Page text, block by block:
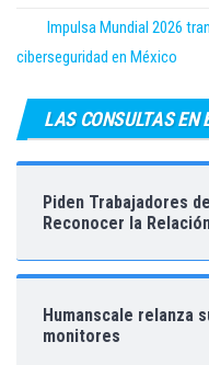
Impulsa Mundial 2026
ciberseguridad en México
LAS CONSULTAS EN
Piden Trabajadores
Reconocer la
Humanscale relanza
monitores